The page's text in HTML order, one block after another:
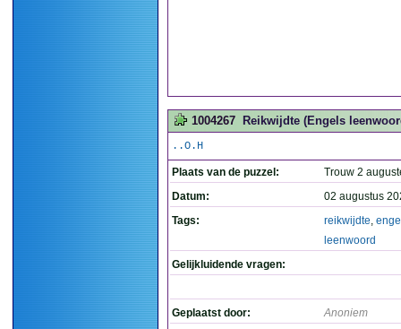
1004267 Reikwijdte (Engels
..O.H
Plaats van de puzzel:
Trouw 2
Datum:
02 augustus
Tags:
reikwijdte,
leenwoord
Gelijkluidende vragen:
Geplaatst door: Anoniem